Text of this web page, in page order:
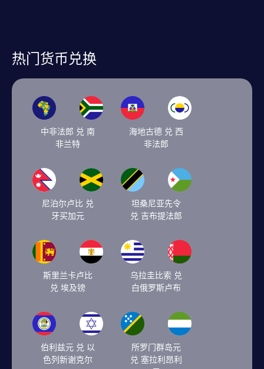
热门货币兑换
中非法郎 兑 南
非兰特
海地古德 兑 西
非法郎
尼泊尔卢比 兑
牙买加元
坦桑尼亚先令
兑 吉布提法郎
斯里兰卡卢比
兑 埃及镑
乌拉圭比索 兑
白俄罗斯卢布
伯利兹元 兑 以
色列新谢克尔
所罗门群岛元
兑 塞拉利昂利